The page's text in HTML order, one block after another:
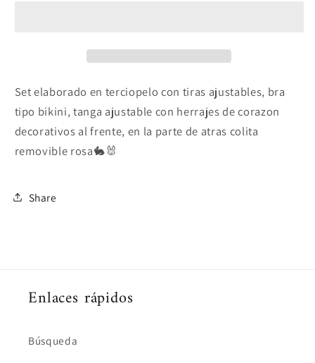
Set elaborado en terciopelo con tiras ajustables, bra
tipo bikini, tanga ajustable con herrajes de corazon
decorativos al frente, en la parte de atras colita
removible rosa🐇🐰
Share
Enlaces rápidos
Búsqueda